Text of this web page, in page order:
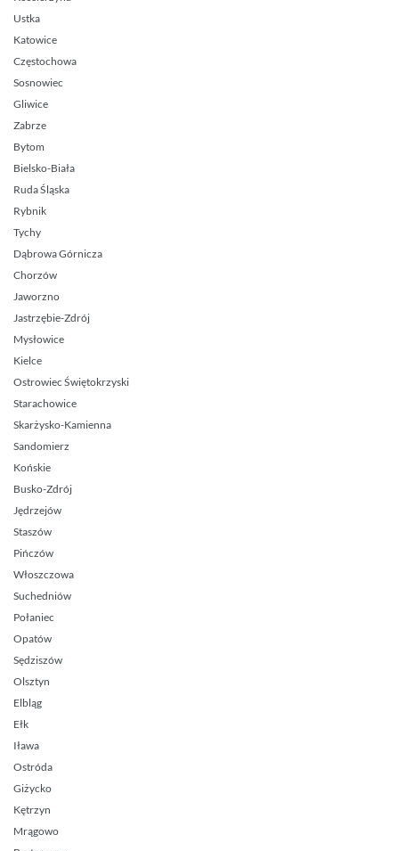
Ustka
Katowice
Częstochowa
Sosnowiec
Gliwice
Zabrze
Bytom
Bielsko-Biała
Ruda Śląska
Rybnik
Tychy
Dąbrowa Górnicza
Chorzów
Jaworzno
Jastrzębie-Zdrój
Mysłowice
Kielce
Ostrowiec Świętokrzyski
Starachowice
Skarżysko-Kamienna
Sandomierz
Końskie
Busko-Zdrój
Jędrzejów
Staszów
Pińczów
Włoszczowa
Suchedniów
Połaniec
Opatów
Sędziszów
Olsztyn
Elbląg
Ełk
Iława
Ostróda
Giżycko
Kętrzyn
Mrągowo